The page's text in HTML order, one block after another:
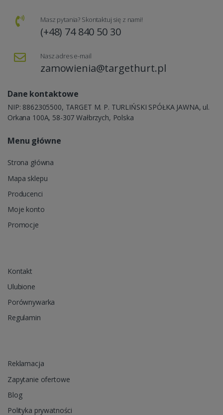
Masz pytania? Skontaktuj się z nami!
(+48) 74 840 50 30
Nasz adres e-mail
zamowienia@targethurt.pl
Dane kontaktowe
NIP: 8862305500, TARGET M. P. TURLIŃSKI SPÓŁKA JAWNA, ul.
Orkana 100A, 58-307 Wałbrzych, Polska
Menu główne
Strona główna
Mapa sklepu
Producenci
Moje konto
Promocje
Kontakt
Ulubione
Porównywarka
Regulamin
Reklamacja
Zapytanie ofertowe
Blog
Polityka prywatności